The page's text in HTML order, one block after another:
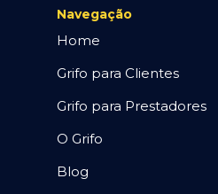
Navegação
Home
Grifo para Clientes
Grifo para Prestadores
O Grifo
Blog